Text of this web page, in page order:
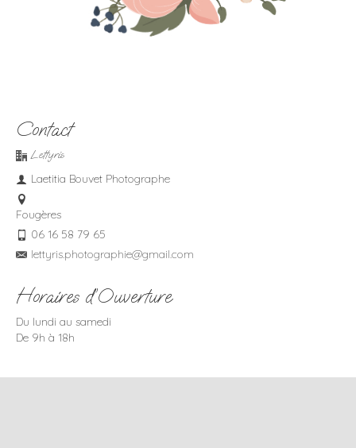
Contact
Lettyris
Laetitia Bouvet Photographe
Fougères
06 16 58 79 65
lettyris.photographie@gmail.com
Horaires d’Ouverture
Du lundi au samedi
De 9h à 18h